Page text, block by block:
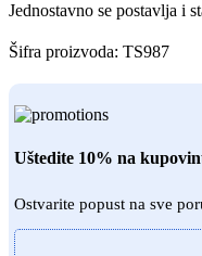
Jednostavno se postavlja i
Šifra proizvoda: TS987
Uštedite 10% na
Ostvarite popust na sve